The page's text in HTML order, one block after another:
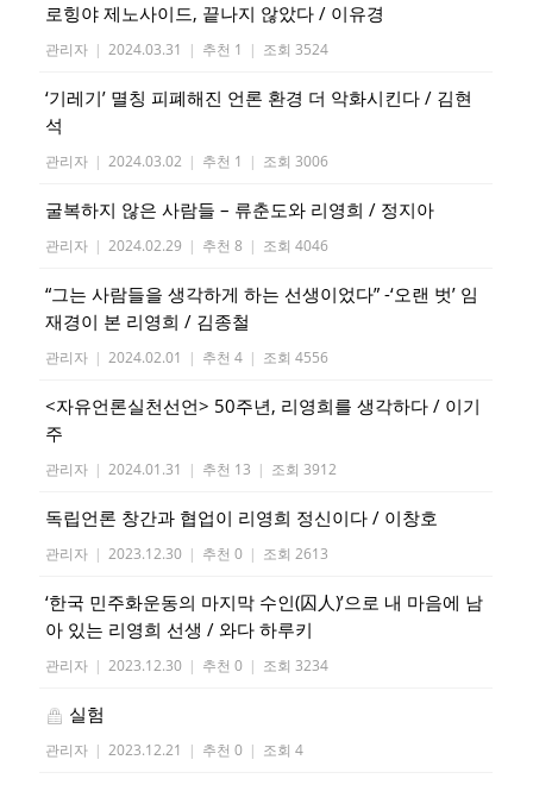
로힝야 제노사이드, 끝나지 않았다 / 이유경
관리자 | 2024.03.31 | 추천 1 | 조회 3524
‘기레기’ 멸칭 피폐해진 언론 환경 더 악화시킨다 / 김현
석
관리자 | 2024.03.02 | 추천 1 | 조회 3006
굴복하지 않은 사람들 – 류춘도와 리영희 / 정지아
관리자 | 2024.02.29 | 추천 8 | 조회 4046
“그는 사람들을 생각하게 하는 선생이었다” -‘오랜 벗’ 임
재경이 본 리영희 / 김종철
관리자 | 2024.02.01 | 추천 4 | 조회 4556
<자유언론실천선언> 50주년, 리영희를 생각하다 / 이기
주
관리자 | 2024.01.31 | 추천 13 | 조회 3912
독립언론 창간과 협업이 리영희 정신이다 / 이창호
관리자 | 2023.12.30 | 추천 0 | 조회 2613
‘한국 민주화운동의 마지막 수인(囚人)’으로 내 마음에 남
아 있는 리영희 선생 / 와다 하루키
관리자 | 2023.12.30 | 추천 0 | 조회 3234
실험
관리자 | 2023.12.21 | 추천 0 | 조회 4